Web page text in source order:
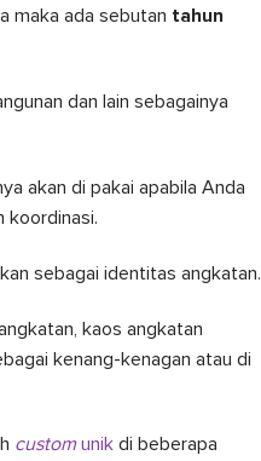
maka ada sebutan tahun
dan lain sebagainya
akan di pakai apabila Anda
koordinasi.
sebagai identitas angkatan.
kaos angkatan
kenang-kenagan atau di
customunik di beberapa